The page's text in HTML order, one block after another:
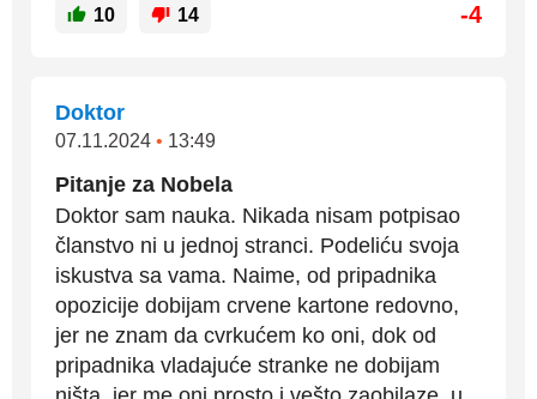
10 14 -4
Doktor
07.11.2024 • 13:49
Pitanje za Nobela
Doktor sam nauka. Nikada nisam potpisao
članstvo ni u jednoj stranci. Podeliću svoja
iskustva sa vama. Naime, od pripadnika
opozicije dobijam crvene kartone redovno,
jer ne znam da cvrkućem ko oni, dok od
pripadnika vladajuće stranke ne dobijam